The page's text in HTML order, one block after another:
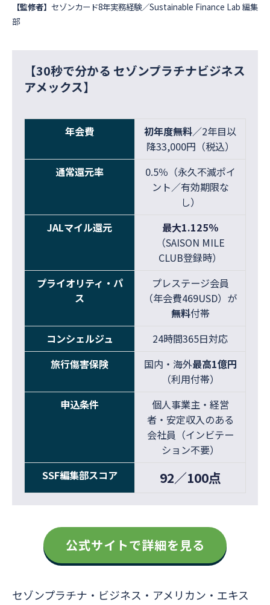
【監修者】 セゾンカード8年実務経験／Sustainable Finance Lab 編集
部
【30秒で分かる セゾンプラチナビジネス
アメックス】
年会費 初年度無料／2年目以
降33,000円（税込）
通常還元率
0.5％（永久不滅ポイ
ント／有効期限な
し）
JALマイル還元
最大1.125％
（SAISON MILE
CLUB登録時）
プライオリティ・パ
ス
プレステージ会員
（年会費469USD）が
無料付帯
コンシェルジュ
24時間365日対応
旅行傷害保険
国内・海外最高1億円
（利用付帯）
申込条件
個人事業主・経営
者・安定収入のある
会社員（インビテー
ション不要）
SSF編集部スコア
92／100点
公式サイトで詳細を見る
セゾンプラチナ・ビジネス・アメリカン・エキス